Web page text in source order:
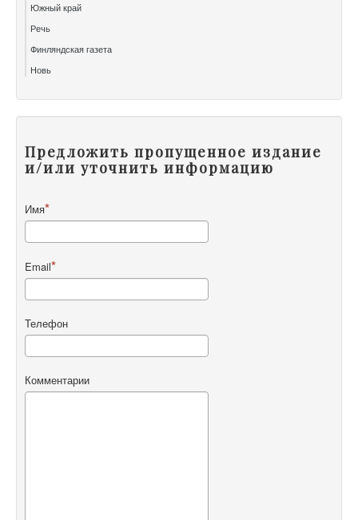
Южный край
Речь
Финляндская газета
Новь
Предложить пропущенное издание
и/или уточнить информацию
Имя
Email
Телефон
Комментарии